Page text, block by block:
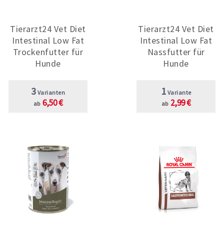
Tierarzt24 Vet Diet
Intestinal Low Fat
Trockenfutter für
Hunde
3 Varianten
ab 6,50 €
Tierarzt24 Vet Diet
Intestinal Low Fat
Nassfutter für
Hunde
1 Variante
ab 2,99 €